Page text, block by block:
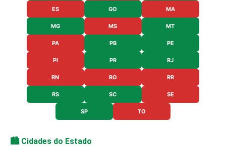
ES GO MA
MG MS MT
PA PB PE
PI PR RJ
RN RO RR
RS SC SE
SP TO
🏙️ Cidades do Estado